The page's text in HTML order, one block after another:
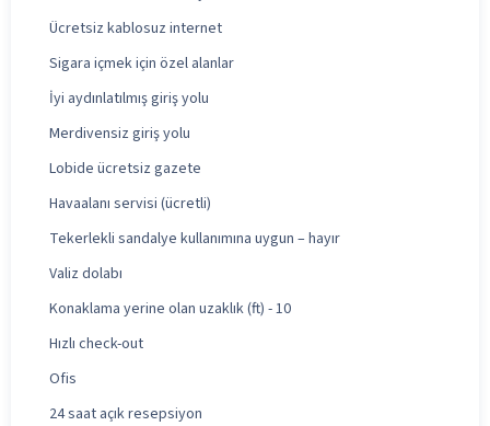
Ücretsiz kablosuz internet
Sigara içmek için özel alanlar
İyi aydınlatılmış giriş yolu
Merdivensiz giriş yolu
Lobide ücretsiz gazete
Havaalanı servisi (ücretli)
Tekerlekli sandalye kullanımına uygun – hayır
Valiz dolabı
Konaklama yerine olan uzaklık (ft) - 10
Hızlı check-out
Ofis
24 saat açık resepsiyon